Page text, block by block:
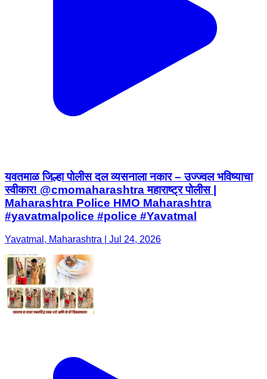
यवतमाळ जिल्हा पोलीस दल व्यसनाला नकार – उज्ज्वल भविष्याचा
स्वीकार! @cmomaharashtra महाराष्ट्र पोलीस |
Maharashtra Police HMO Maharashtra
#yavatmalpolice #police #Yavatmal
Yavatmal, Maharashtra | Jul 24, 2026